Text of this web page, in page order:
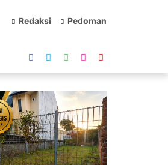
Redaksi Pedoman